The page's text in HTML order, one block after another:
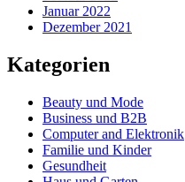
Januar 2022
Dezember 2021
Kategorien
Beauty und Mode
Business und B2B
Computer and Elektronik
Familie und Kinder
Gesundheit